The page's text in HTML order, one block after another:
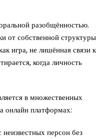
разобщённостью.
от собственной структуры
игра, не лишённая связи к
когда личность
в множественных
онлайн платформах:
персон без